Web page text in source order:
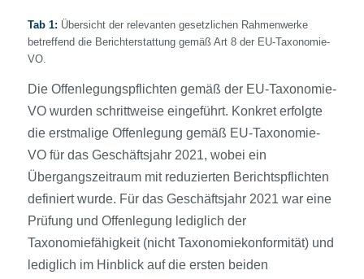
Tab 1: Übersicht der relevanten gesetzlichen Rahmenwerke
betreffend die Berichterstattung gemäß Art 8 der EU-Taxonomie-
VO.
Die Offenlegungspflichten gemäß der EU-Taxonomie-
VO wurden schrittweise eingeführt. Konkret erfolgte
die erstmalige Offenlegung gemäß EU-Taxonomie-
VO für das Geschäftsjahr 2021, wobei ein
Übergangszeitraum mit reduzierten Berichtspflichten
definiert wurde. Für das Geschäftsjahr 2021 war eine
Prüfung und Offenlegung lediglich der
Taxonomiefähigkeit (nicht Taxonomiekonformität) und
lediglich im Hinblick auf die ersten beiden